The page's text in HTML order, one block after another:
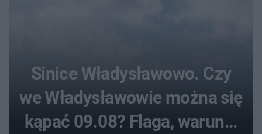
Sinice Władysławowo. Czy
we Władysławowie można się
kąpać 09.08? Flaga, warunki